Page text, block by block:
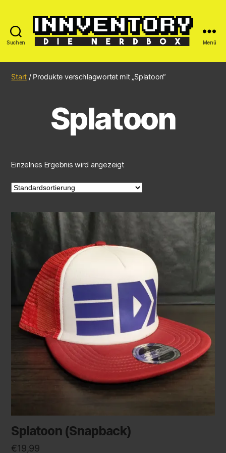
Suchen Menü
Start / Produkte verschlagwortet mit „Splatoon“
Splatoon
Einzelnes Ergebnis wird angezeigt
Splatoon (Snapback)
€19,99